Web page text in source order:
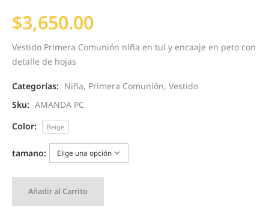
$3,650.00
Vestido Primera Comunión niña en tul y encaaje en peto con
detalle de hojas
Categorías: Niña, Primera Comunión, Vestido
Sku: AMANDA PC
Color:
Beige
tamano:
Añadir al Carrito